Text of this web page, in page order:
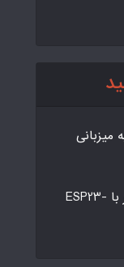
میزبانی
VOD استریم با موضوع ارسال تصاویر با ESP23-